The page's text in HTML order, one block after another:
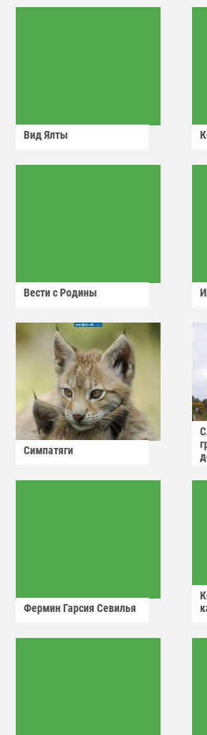
Вид Ялты
Вести с Родины
Симпатяги
Фермин Гарсия Севилья